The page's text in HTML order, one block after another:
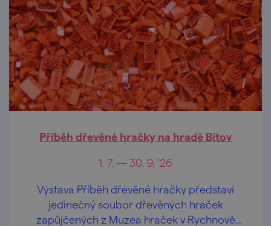
Příběh dřevěné hračky na hradě Bítov
1. 7. — 30. 9. '26
Výstava Příběh dřevěné hračky představí
jedinečný soubor dřevěných hraček
zapůjčených z Muzea hraček v Rychnově